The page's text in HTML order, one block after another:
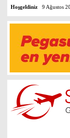
Hoşgeldiniz 9 Ağustos